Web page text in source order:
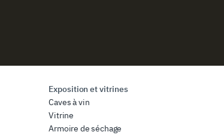
Exposition et vitrines
Caves à vin
Vitrine
Armoire de séchage